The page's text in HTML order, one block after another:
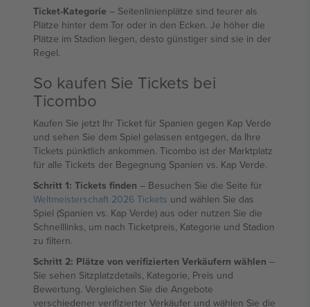
Ticket-Kategorie – Seitenlinienplätze sind teurer als
Plätze hinter dem Tor oder in den Ecken. Je höher die
Plätze im Stadion liegen, desto günstiger sind sie in der
Regel.
So kaufen Sie Tickets bei
Ticombo
Kaufen Sie jetzt Ihr Ticket für Spanien gegen Kap Verde
und sehen Sie dem Spiel gelassen entgegen, da Ihre
Tickets pünktlich ankommen. Ticombo ist der Marktplatz
für alle Tickets der Begegnung Spanien vs. Kap Verde.
Schritt 1: Tickets finden – Besuchen Sie die Seite für
Weltmeisterschaft 2026 Tickets und wählen Sie das
Spiel (Spanien vs. Kap Verde) aus oder nutzen Sie die
Schnelllinks, um nach Ticketpreis, Kategorie und Stadion
zu filtern.
Schritt 2: Plätze von verifizierten Verkäufern wählen –
Sie sehen Sitzplatzdetails, Kategorie, Preis und
Bewertung. Vergleichen Sie die Angebote
verschiedener verifizierter Verkäufer und wählen Sie die